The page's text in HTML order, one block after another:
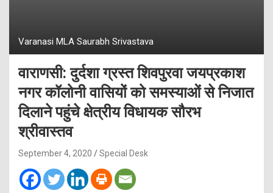
Varanasi MLA Saurabh Srivastava
वाराणसी: दुर्दशा ग्रस्त शिवपुरवा जयप्रकाश
नगर कॉलोनी वासियों को समस्याओं से निजात
दिलाने पहुंचे क्षेत्रीय विधायक सौरभ
श्रीवास्तव
September 4, 2020 Special Desk